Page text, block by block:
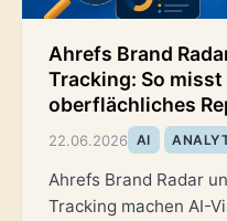
Ahrefs Brand
Tracking: So
oberflächliches
22.06.2026 AI
Ahrefs Brand Radar
Tracking machen AI-